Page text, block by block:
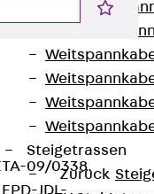
WPR
WLR
Steigetrassen
Zurück
09/0338